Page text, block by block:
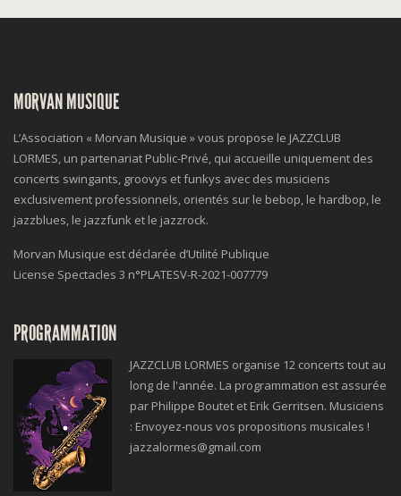
MORVAN MUSIQUE
L’Association « Morvan Musique » vous propose le JAZZCLUB
LORMES, un partenariat Public-Privé, qui accueille uniquement des
concerts swingants, groovys et funkys avec des musiciens
exclusivement professionnels, orientés sur le bebop, le hardbop, le
jazzblues, le jazzfunk et le jazzrock.
Morvan Musique est déclarée d’Utilité Publique
License Spectacles 3 n°PLATESV-R-2021-007779
PROGRAMMATION
JAZZCLUB LORMES organise 12 concerts tout au
long de l'année. La programmation est assurée
par Philippe Boutet et Erik Gerritsen. Musiciens
: Envoyez-nous vos propositions musicales !
jazzalormes@gmail.com